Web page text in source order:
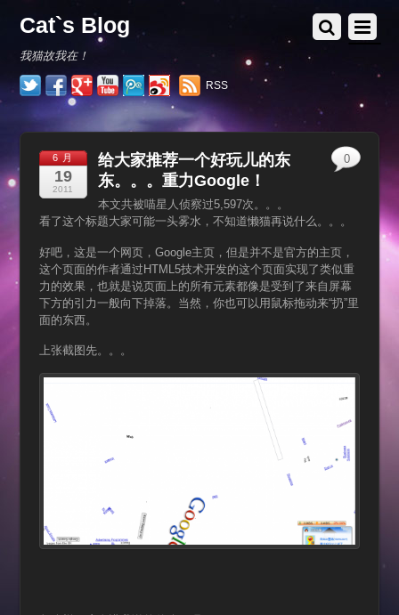
Cat`s Blog
我猫故我在！
RSS
6 月
19
2011
给大家推荐一个好玩儿的东
东。。。重力Google！
本文共被喵星人侦察过5,597次。。。
看了这个标题大家可能一头雾水，不知道懒猫再说什么。。。
好吧，这是一个网页，Google主页，但是并不是官方的主页，
这个页面的作者通过HTML5技术开发的这个页面实现了类似重
力的效果，也就是说页面上的所有元素都像是受到了来自屏幕
下方的引力一般向下掉落。当然，你也可以用鼠标拖动来“扔”里
面的东西。
上张截图先。。。
0